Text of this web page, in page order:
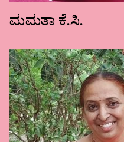
ಮಮತಾ ಕೆ.ಸಿ.